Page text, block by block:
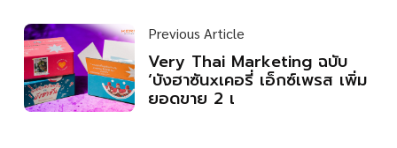
Previous Article
Very Thai Marketing ฉบับ
‘บังฮาซันxเคอรี่ เอ็กซ์เพรส เพิ่ม
ยอดขาย 2 เ